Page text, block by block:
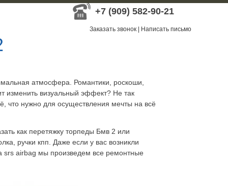
+7 (909) 582-90-21
Заказать звонок Написать письмо
атмосфера. Романтики, роскоши,
изменить визуальный эффект? Не так
что нужно для осуществления мечты на всё
как перетяжку торпеды Бмв 2 или
ручки кпп. Даже если у вас возникли
srs airbag мы произведем все ремонтные